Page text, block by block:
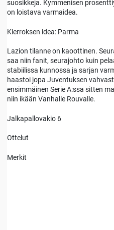
suosikkeja. Kymmenisen
on loistava varmaidea.
Kierroksen idea: Parma
Lazion tilanne on kaoottinen.
saa niin fanit, seurajohto kuin
stabiilissa kunnossa ja sarjan
haastoi jopa Juventuksen
ensimmäinen Serie A:ssa sitten
niin ikään Vanhalle Rouvalle.
Jalkapallovakio 6
Ottelut
Merkit